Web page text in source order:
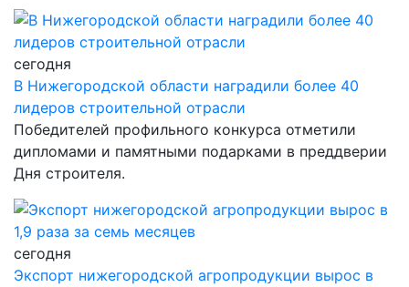
сегодня
В Нижегородской области наградили более 40
лидеров строительной отрасли
Победителей профильного конкурса отметили
дипломами и памятными подарками в преддверии
Дня строителя.
сегодня
Экспорт нижегородской агропродукции вырос в